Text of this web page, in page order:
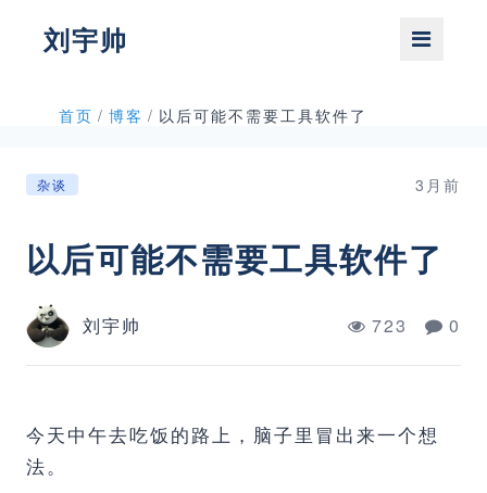
刘宇帅
首页 / 博客 / 以后可能不需要工具软件了
杂谈 3月前
以后可能不需要工具软件了
刘宇帅 723 0
今天中午去吃饭的路上，脑子里冒出来一个想
法。